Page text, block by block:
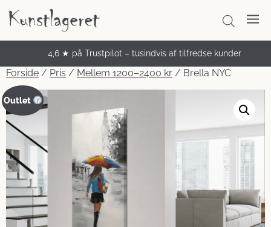
4,6 ★ på Trustpilot – tusindvis af tilfredse kunder
Unikke håndmalede malerier
Forside / Pris / Mellem 1200–2400 kr / Brella NYC
Outlet